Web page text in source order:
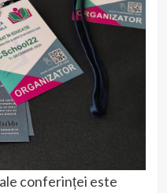
conferinței este